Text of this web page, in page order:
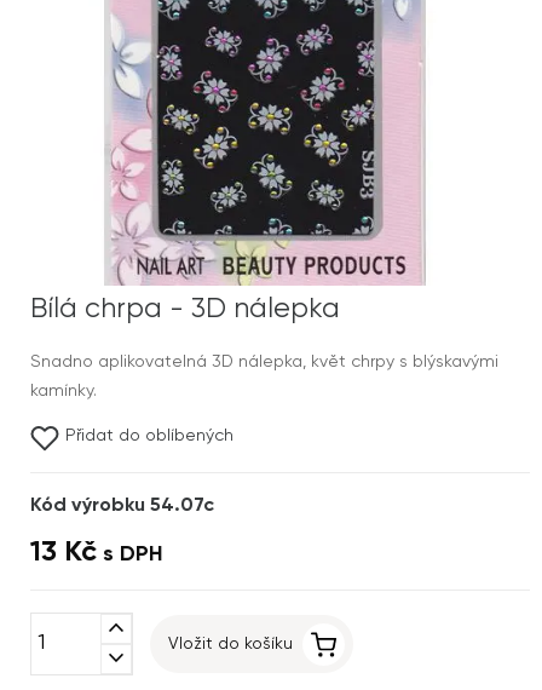
Bílá chrpa - 3D nálepka
Snadno aplikovatelná 3D nálepka, květ chrpy s blýskavými
kamínky.
Přidat do oblíbených
Kód výrobku 54.07c
13 Kč s DPH
expand_less
expand_more
Vložit do košíku